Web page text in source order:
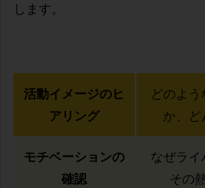
します。
活動イメージのヒ
アリング
どのよ
か、
モチベーションの
確認
なぜライ
その